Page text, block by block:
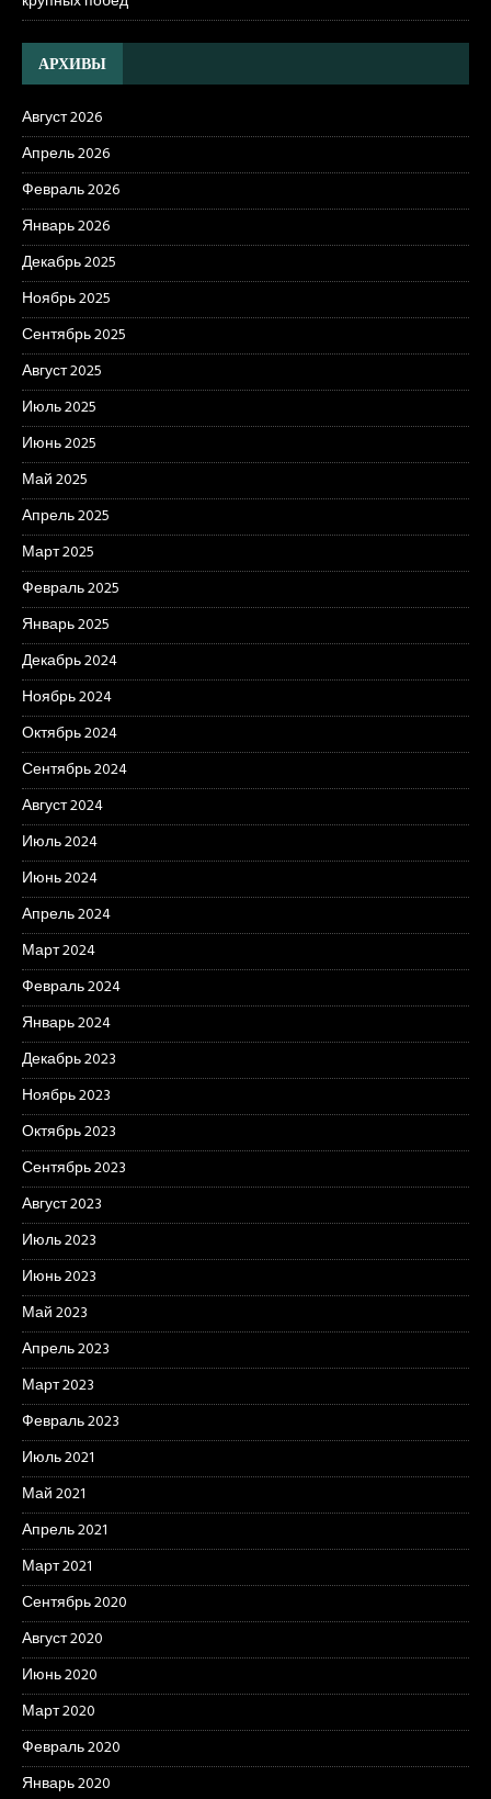
АРХИВЫ
Август 2026
Апрель 2026
Февраль 2026
Январь 2026
Декабрь 2025
Ноябрь 2025
Сентябрь 2025
Август 2025
Июль 2025
Июнь 2025
Май 2025
Апрель 2025
Март 2025
Февраль 2025
Январь 2025
Декабрь 2024
Ноябрь 2024
Октябрь 2024
Сентябрь 2024
Август 2024
Июль 2024
Июнь 2024
Апрель 2024
Март 2024
Февраль 2024
Январь 2024
Декабрь 2023
Ноябрь 2023
Октябрь 2023
Сентябрь 2023
Август 2023
Июль 2023
Июнь 2023
Май 2023
Апрель 2023
Март 2023
Февраль 2023
Июль 2021
Май 2021
Апрель 2021
Март 2021
Сентябрь 2020
Август 2020
Июнь 2020
Март 2020
Февраль 2020
Январь 2020